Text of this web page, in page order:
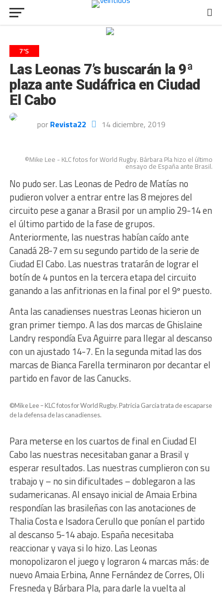
7'S
Las Leonas 7’s buscarán la 9ª
plaza ante Sudáfrica en Ciudad
El Cabo
por Revista22 14 diciembre, 2019
©Mike Lee - KLC fotos for World Rugby. Bárbara Pla hizo el último
ensayo de España ante Brasil.
No pudo ser. Las Leonas de Pedro de Matías no
pudieron volver a entrar entre las 8 mejores del
circuito pese a ganar a Brasil por un amplio 29-14 en
el último partido de la fase de grupos.
Anteriormente, las nuestras habían caído ante
Canadá 28-7 em su segundo partido de la serie de
Ciudad El Cabo. Las nuestras tratarán de lograr el
botín de 4 puntos en la tercera etapa del circuito
ganando a las anfitrionas en la final por el 9º puesto.
Anta las canadienses nuestras Leonas hicieron un
gran primer tiempo. A las dos marcas deGhislaine
Landry respondíaEvaAguirre para llegar al descanso
con un ajustado 14-7. En la segunda mitad las dos
marcas de BiancaFarella terminaron por decantar el
partido en favor de las Canucks.
©Mike Lee – KLC fotos for World Rugby. Patricia García trata de escaparse
de la defensa de las canadienses.
Para meterse en los cuartos de final en Ciudad El
Cabo las nuestras necesitaban ganar a Brasil y
esperar resultados. Las nuestras cumplieron con su
trabajo y – no sin dificultades – doblegaron a las
sudamericanas. Al ensayo inicial de Amaia Erbina
respondían las brasileñas con las anotaciones de
ThaliaCosta e IsadoraCerullo que ponían el partido
al descanso 5-14 abajo. España necesitaba
reaccionar y vaya si lo hizo. Las Leonas
monopolizaron el juego y lograron 4 marcas más: de
nuevo Amaia Erbina, Anne Fernández de Corres, Oli
Fresneda y Bárbara Pla, para darle la vuelta al